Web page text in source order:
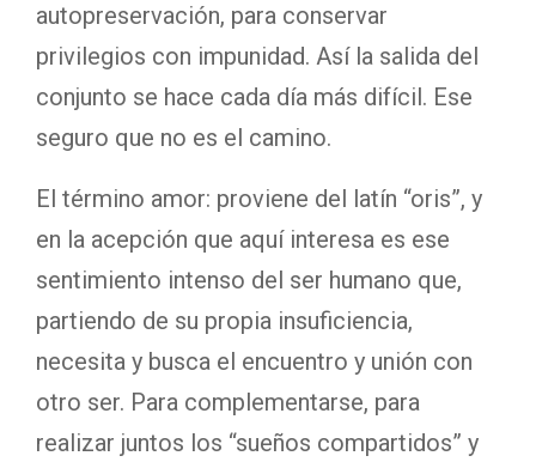
autopreservación, para conservar
privilegios con impunidad. Así la salida del
conjunto se hace cada día más difícil. Ese
seguro que no es el camino.
El término amor: proviene del latín “oris”, y
en la acepción que aquí interesa es ese
sentimiento intenso del ser humano que,
partiendo de su propia insuficiencia,
necesita y busca el encuentro y unión con
otro ser. Para complementarse, para
realizar juntos los “sueños compartidos” y